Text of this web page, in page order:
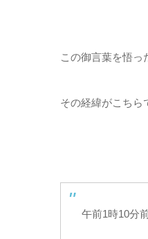
この御言葉を悟っ
その経緯がこちら
午前1時10分